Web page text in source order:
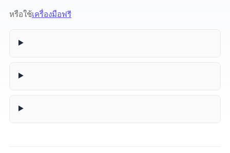
หรือใช้เครื่องมือฟรี